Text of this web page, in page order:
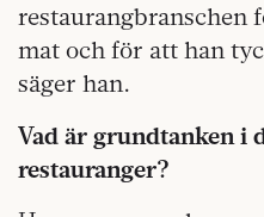
restaurangbranschen
mat och för att han
säger han.
Vad är grundtanken i
restauranger?